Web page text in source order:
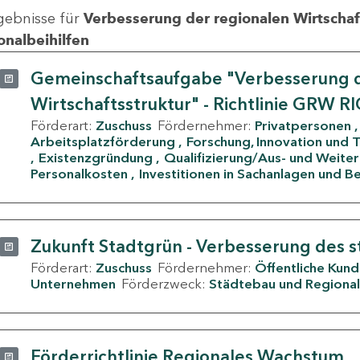
für Verbesserung der regionalen
Gemeinschaftsaufgabe "Verbesserung
Wirtschaftsstruktur" - Richtlinie GRW
Förderart: Zuschuss Fördernehmer: Privatpersonen
Arbeitsplatzförderung
Forschung, Innovation und
Existenzgründung
Qualifizierung/Aus- und
Personalkosten
Investitionen in Sachanlagen und
Zukunft Stadtgrün - Verbesserung des
Förderart: Zuschuss Fördernehmer: Öffentliche
Unternehmen Förderzweck: Städtebau und